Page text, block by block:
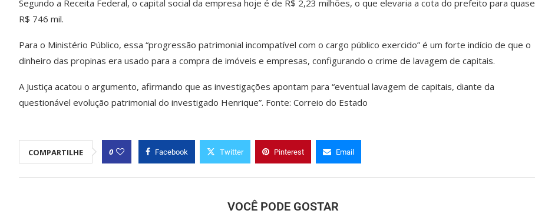
Segundo a Receita Federal, o capital social da empresa hoje é de R$ 2,23 milhões, o que elevaria a cota do prefeito para quase
R$ 746 mil.
Para o Ministério Público, essa “progressão patrimonial incompatível com o cargo público exercido” é um forte indício de que o
dinheiro das propinas era usado para a compra de imóveis e empresas, configurando o crime de lavagem de capitais.
A Justiça acatou o argumento, afirmando que as investigações apontam para “eventual lavagem de capitais, diante da
questionável evolução patrimonial do investigado Henrique”. Fonte: Correio do Estado
COMPARTILHE 0 Facebook Twitter Pinterest Email
VOCÊ PODE GOSTAR